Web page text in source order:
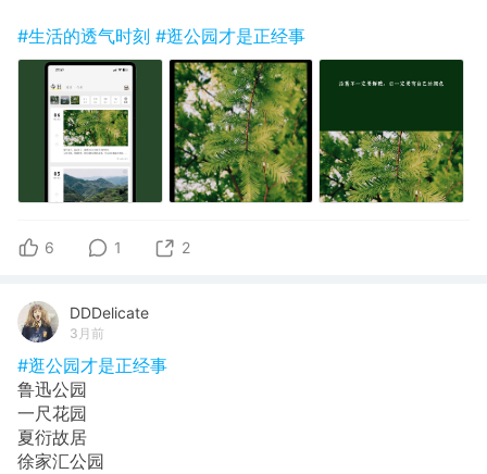
#生活的透气时刻 #逛公园才是正经事
6 1 2
DDDelicate
3月前
#逛公园才是正经事
鲁迅公园
一尺花园
夏衍故居
徐家汇公园